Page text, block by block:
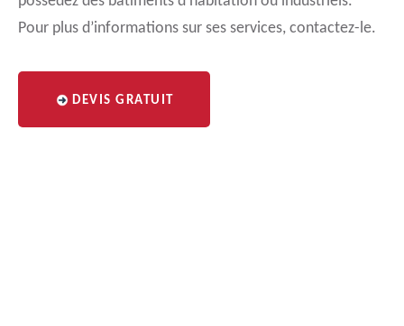
Pour plus d’informations sur ses services, contactez-le.
DEVIS GRATUIT